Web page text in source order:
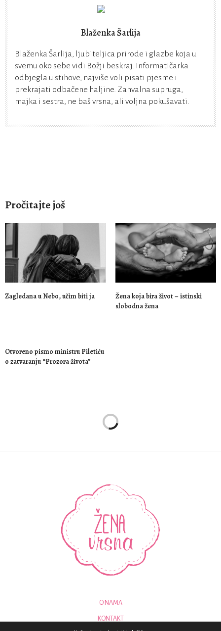
Blaženka Šarlija
Blaženka Šarlija, ljubiteljica prirode i glazbe koja u
svemu oko sebe vidi Božji beskraj. Informatičarka
odbjegla u stihove, najviše voli pisati pjesme i
prekrajati odbačene haljine. Zahvalna supruga,
majka i sestra, ne baš vrsna, ali voljna pokušavati.
Pročitajte još
Zagledana u Nebo, učim biti ja
Žena koja bira život – istinski
slobodna žena
Otvoreno pismo ministru Piletiću
o zatvaranju “Prozora života”
O NAMA
KONTAKT